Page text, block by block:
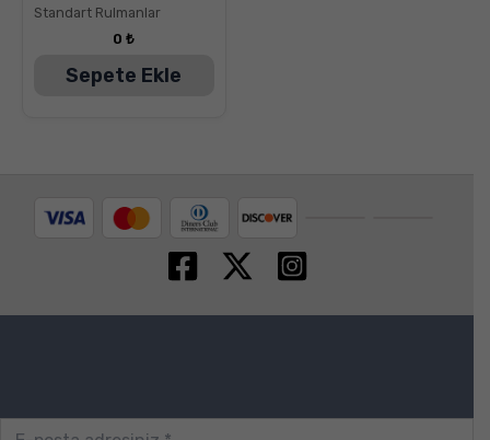
oy aldı
Standart Rulmanlar
0₺
Sepete Ekle